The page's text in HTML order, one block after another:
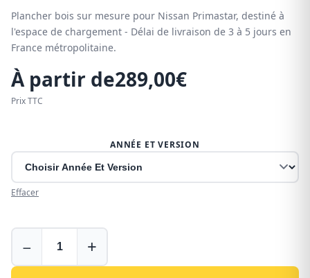
Plancher bois sur mesure pour Nissan Primastar, destiné à
l'espace de chargement - Délai de livraison de 3 à 5 jours en
France métropolitaine.
À partir de289,00€
Prix TTC
ANNÉE ET VERSION
Effacer
bois
pour
− +